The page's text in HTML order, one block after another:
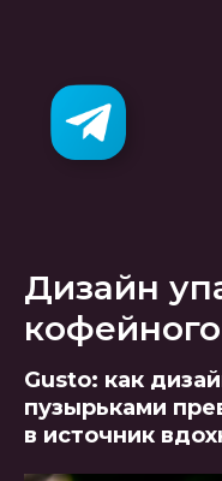
Дизайн
Gusto: как
пузырьками
в источник